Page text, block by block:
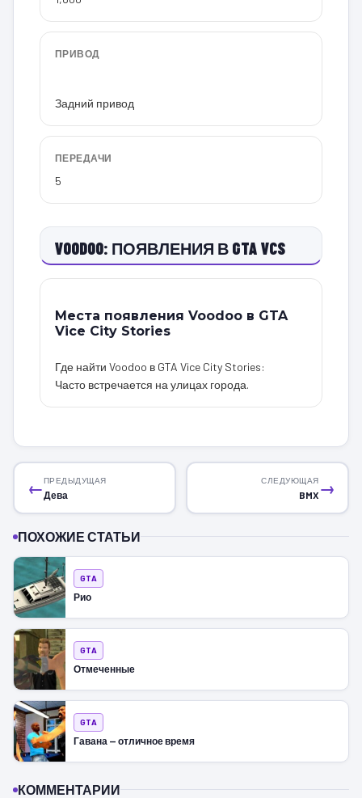
ПРИВОД
Задний привод
ПЕРЕДАЧИ
5
VOODOO: ПОЯВЛЕНИЯ В GTA VCS
Места появления Voodoo в GTA
Vice City Stories
Где найти Voodoo в GTA Vice City Stories:
Часто встречается на улицах города.
←ПРЕДЫДУЩАЯ
Дева →
СЛЕДУЮЩАЯ
BMX
ПОХОЖИЕ СТАТЬИ
GTA
Рио
GTA
Отмеченные
GTA
Гавана — отличное время
КОММЕНТАРИИ